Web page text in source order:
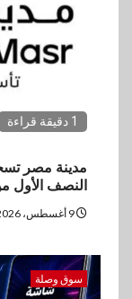
5
1 دقيقة قراءة
النصف الأول من
سوق وصلة